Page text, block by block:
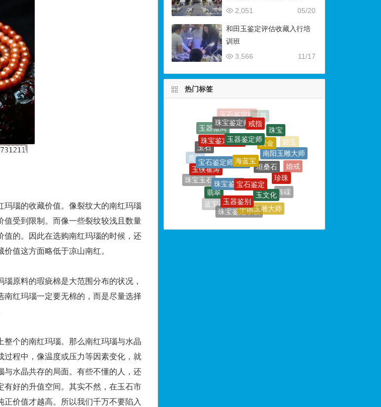
瑙的收藏价值。像裂纹大的南红玛瑙
受到限制。而像一些裂纹较浅且数量
值的。因此在选购南红玛瑙的时候，还
值这方面略低于凉山南红。
原料的瑕疵棉是大范围分布的状况，
红玛瑙一定要无棉的，而是尽量选择
个的南红玛瑙。那么南红玛瑙与水晶
程中，像温度或压力等因素变化，就
水晶共存的局面。有些不懂的人，还
好的升值空间。其实不然，在玉石市
价值才越高。所以我们千万不要陷入
05/20
2,051
和田玉鉴定评估收藏入行培
训班
11/17
3,566
热门标签
珠宝鉴定师戒指
首饰
玉石
珠宝鉴定培训玉器鉴定师
黄金
南阳玉雕大师
婚戒
和田玉收藏
猫眼石
石榴石
珠宝玉石
玉侠崔涛
宝石鉴定师培训
海蓝宝
坦桑石
珍珠
砗磲
和田玉鉴定师
碧玺
卡地亚
蓝宝石
翡翠
珠宝鉴定宝石鉴定
玉文化
中国玉雕大师
珠宝鉴定学校
玉器鉴别